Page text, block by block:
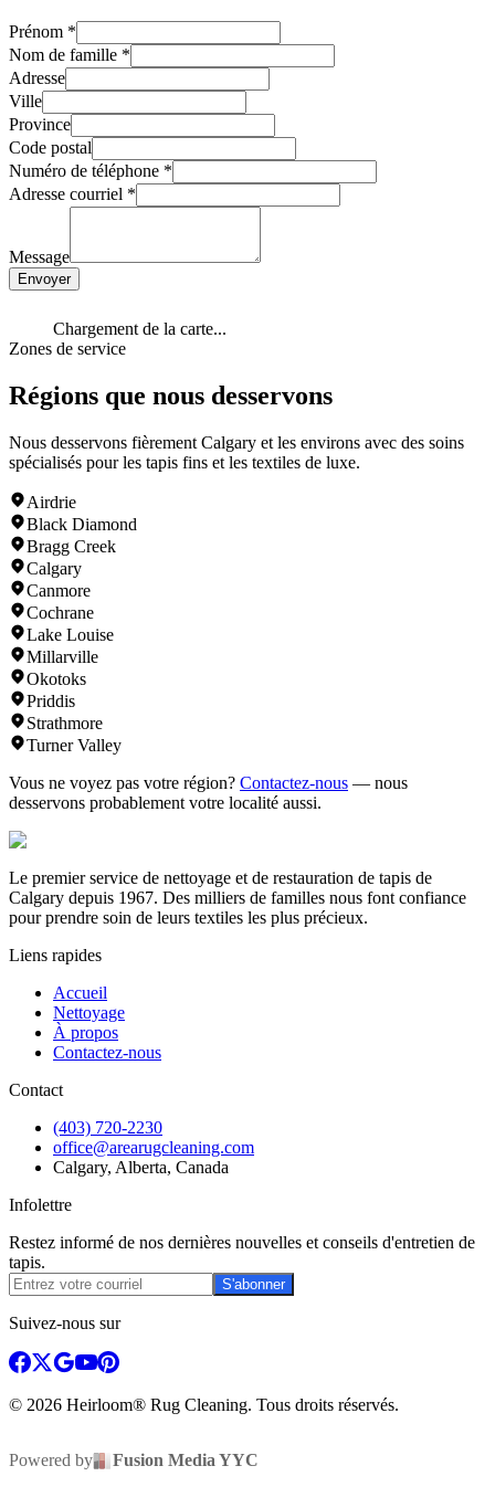
Prénom *
Nom de famille *
Adresse
Ville
Province
Code postal
Numéro de téléphone *
Adresse courriel *
Message
Envoyer
Chargement de la carte...
Zones de service
Régions que nous desservons
Nous desservons fièrement Calgary et les environs avec des soins
spécialisés pour les tapis fins et les textiles de luxe.
Airdrie
Black Diamond
Bragg Creek
Calgary
Canmore
Cochrane
Lake Louise
Millarville
Okotoks
Priddis
Strathmore
Turner Valley
Vous ne voyez pas votre région? Contactez-nous — nous
desservons probablement votre localité aussi.
Le premier service de nettoyage et de restauration de tapis de
Calgary depuis 1967. Des milliers de familles nous font confiance
pour prendre soin de leurs textiles les plus précieux.
Liens rapides
Accueil
Nettoyage
À propos
Contactez-nous
Contact
(403) 720-2230
office@arearugcleaning.com
Calgary, Alberta, Canada
Infolettre
Restez informé de nos dernières nouvelles et conseils d'entretien de
tapis.
S'abonner
Suivez-nous sur
© 2026 Heirloom® Rug Cleaning. Tous droits réservés.
Powered by Fusion Media YYC